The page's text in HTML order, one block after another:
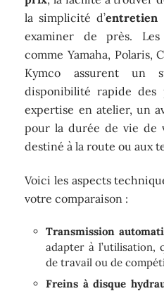
la simplicité d’entretien:
examiner de près. Les
comme Yamaha, Polaris,
Kymco assurent un
disponibilité rapide des
expertise en atelier, un
pour la durée de vie de
destiné à la route ou aux
Voici les aspects
votre comparaison :
Transmission
adapter à l’utilisation,
de travail ou de
Freins à disque